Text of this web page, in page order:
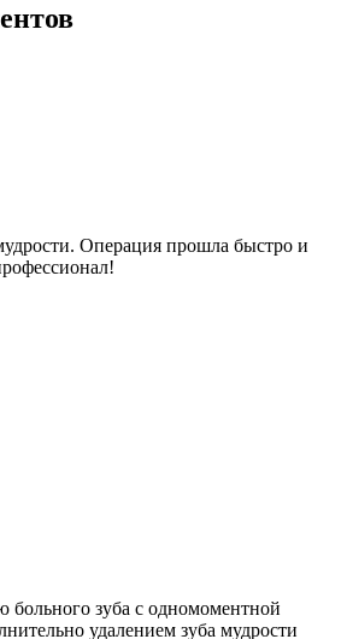
Операция прошла быстро и
больного зуба с одномоментной
удалением зуба мудрости